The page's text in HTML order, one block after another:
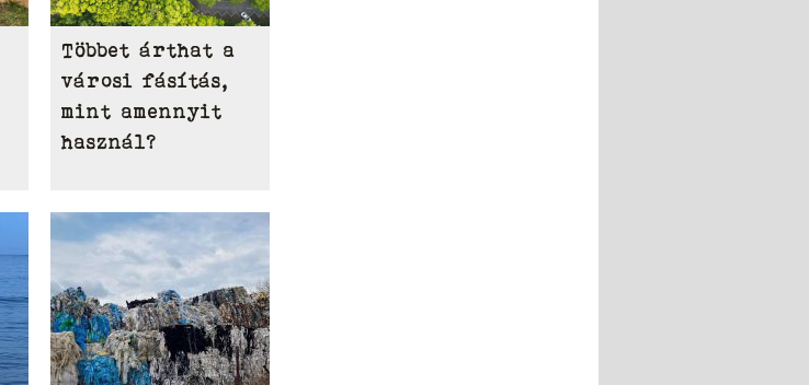
Többet árthat a
városi fásítás,
mint amennyit
használ?